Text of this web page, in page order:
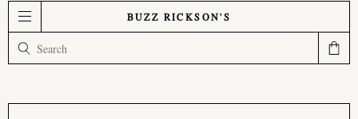
BUZZ RICKSON'S